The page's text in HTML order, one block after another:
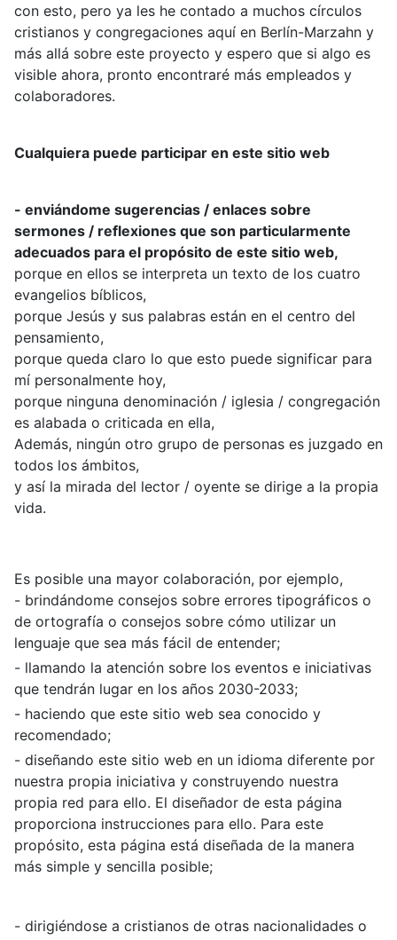
con esto, pero ya les he contado a muchos círculos
cristianos y congregaciones aquí en Berlín-Marzahn y
más allá sobre este proyecto y espero que si algo es
visible ahora, pronto encontraré más empleados y
colaboradores.
Cualquiera puede participar en este sitio web
- enviándome sugerencias / enlaces sobre
sermones / reflexiones que son particularmente
adecuados para el propósito de este sitio web,
porque en ellos se interpreta un texto de los cuatro
evangelios bíblicos,
porque Jesús y sus palabras están en el centro del
pensamiento,
porque queda claro lo que esto puede significar para
mí personalmente hoy,
porque ninguna denominación / iglesia / congregación
es alabada o criticada en ella,
Además, ningún otro grupo de personas es juzgado en
todos los ámbitos,
y así la mirada del lector / oyente se dirige a la propia
vida.
Es posible una mayor colaboración, por ejemplo,
- brindándome consejos sobre errores tipográficos o
de ortografía o consejos sobre cómo utilizar un
lenguaje que sea más fácil de entender;
- llamando la atención sobre los eventos e iniciativas
que tendrán lugar en los años 2030-2033;
- haciendo que este sitio web sea conocido y
recomendado;
- diseñando este sitio web en un idioma diferente por
nuestra propia iniciativa y construyendo nuestra
propia red para ello. El diseñador de esta página
proporciona instrucciones para ello. Para este
propósito, esta página está diseñada de la manera
más simple y sencilla posible;
- dirigiéndose a cristianos de otras nacionalidades o